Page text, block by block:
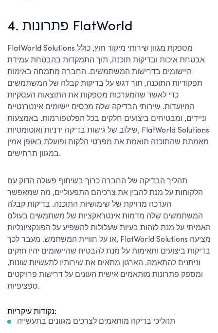
4. פתרונות FlatWorld
FlatWorld Solutions מספקת מגוון שירותי מיקור חוץ, כולל
אבטחת איכות ובדיקות תוכנה, תוך התמקדות בהבטחת עמידת
היישומים בדרישות המשתמשים. החברה מתמחה באימות
תפקודיות התוכנה, תוך דגש על בדיקות קבלה של המשתמשים
כדי לאשר שהמערכות מספקות את התוצאות העסקיות
המיועדות. שירותי הבדיקה שלה מכסים יישומים אינטרנטיים
וניידים, ומבטיחים ביצועים חלקים בכל הפלטפורמות. באמצעות
שילוב של גישות בדיקה ידניות ואוטומטיות, FlatWorld Solutions
מאמתת שהתוכנה תואמת את מפרטי הלקוח ופועלת באופן אמין
במגוון תרחישים.
תהליך הבדיקה של החברה כרוך בשיתוף פעולה הדוק עם
הלקוחות על מנת להבין את צרכיהם התפעוליים, מה שמאפשר
הערכה מדויקת של שימושיות התוכנה. בדיקות קבלה
המשתמשים שלה מדמות אינטראקציות של משתמשים בעולם
האמיתי על מנת לזהות בעיות שעלולות להשפיע על הפונקציונליות
או על חוויית המשתמש. מעבר לכך, FlatWorld Solutions מציעה
בדיקות ביצועים ותאימות על מנת להבטיח שהיישומים יהיו חזקים
וניתנים להתאמה. הארגון מתאים את שירותיו לתעשיות שונות,
ומספק פתרונות מותאמים אישית העונים על דרישות פרויקטים
ספציפיות.
נקודות עיקריות:
תהליכי בדיקה מותאמים לצרכים מגוונים בתעשייה